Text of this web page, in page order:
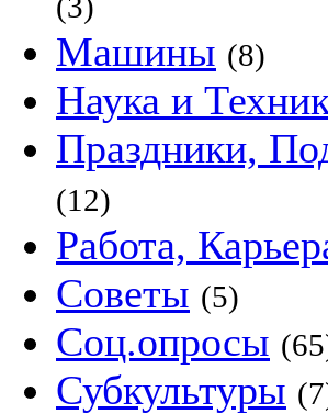
Машины (8)
Наука и
Праздники,
(12)
Работа,
Советы (5)
Соц.опросы
Субкультуры